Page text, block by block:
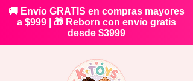
🚚 Envío GRATIS en compras mayores
a $999 | 🎁 Reborn con envío gratis
desde $3999